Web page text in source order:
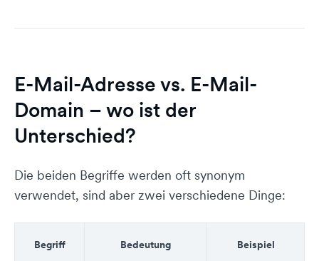
E-Mail-Adresse vs. E-Mail-
Domain – wo ist der
Unterschied?
Die beiden Begriffe werden oft synonym
verwendet, sind aber zwei verschiedene Dinge:
Begriff Bedeutung Beispiel